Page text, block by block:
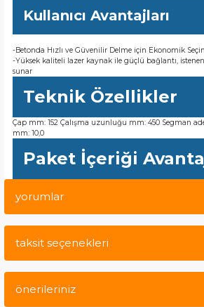
Kullanıcı Avantajları
-Betonda Hızlı ve Güvenilir Delme için Ekonomik
-Yüksek kaliteli lazer kaynak ile güçlü bağlantı, istenen
sunar
Teknik Özellikler
Çap mm: 152 Çalışma uzunluğu mm: 450 Segman
mm: 10,0
Paket İçeriği
yorumlar
taksit seçenekleri
önerileriniz